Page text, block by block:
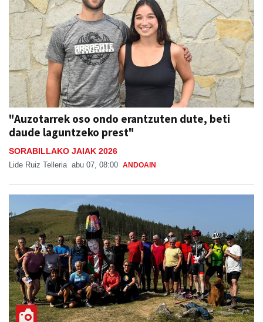
"Auzotarrek oso ondo erantzuten dute, beti
daude laguntzeko prest"
SORABILLAKO JAIAK 2026
Lide Ruiz Telleria abu 07, 08:00 ANDOAIN